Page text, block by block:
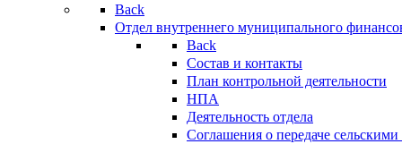
Back
Отдел внутреннего муниципального
Back
Состав и контакты
План контрольной деятельности
НПА
Деятельность отдела
Соглашения о передаче